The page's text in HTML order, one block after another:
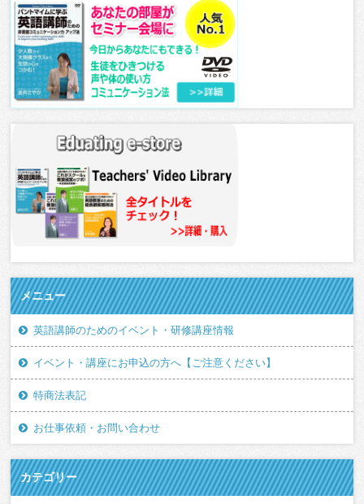
メニュー
英語講師のためのイベント・研修講座情報
イベント・講座にお申込の方へ【ご注意ください】
特商法表記
お仕事依頼・お問い合わせ
カテゴリー